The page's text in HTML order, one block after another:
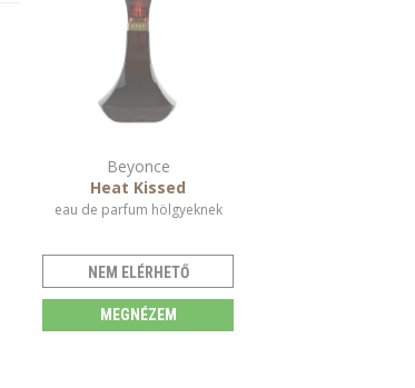
Beyonce
Heat Kissed
eau de parfum hölgyeknek
NEM ELÉRHETŐ
MEGNÉZEM